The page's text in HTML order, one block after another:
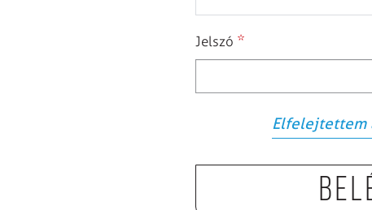
Jelszó *
Elfelejtettem